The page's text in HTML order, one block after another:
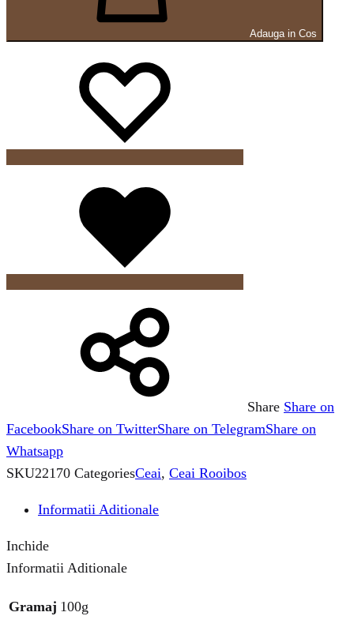
Adauga in Cos
Share Share on
FacebookShare on TwitterShare on TelegramShare on
Whatsapp
SKU22170 CategoriesCeai, Ceai Rooibos
Informatii Aditionale
Inchide
Informatii Aditionale
Gramaj 100g